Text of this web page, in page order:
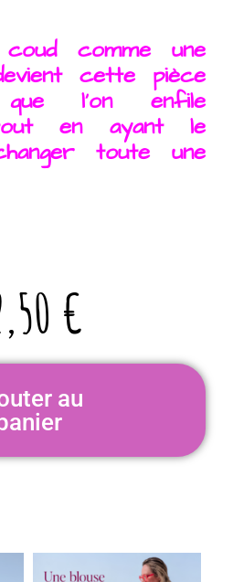
comme une
cette pièce
que l’on enfile
tout en ayant le
toute une
€
au